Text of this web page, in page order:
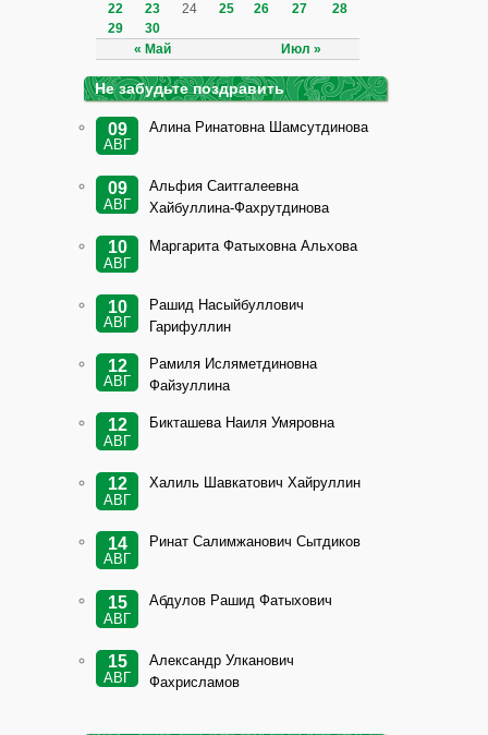
« Май Июл »
22
23 24 25 26 27
28
29
30
Не забудьте поздравить
09
АВГ
Алина Ринатовна Шамсутдинова
09
АВГ
Альфия Саитгалеевна
Хайбуллина-Фахрутдинова
10
АВГ
Маргарита Фатыховна Альхова
10
АВГ
Рашид Насыйбуллович
Гарифуллин
12
АВГ
Рамиля Исляметдиновна
Файзуллина
12
АВГ
Бикташева Наиля Умяровна
12
АВГ
Халиль Шавкатович Хайруллин
14
АВГ
Ринат Салимжанович Сытдиков
15
АВГ
Абдулов Рашид Фатыхович
15
АВГ
Александр Улканович
Фахрисламов